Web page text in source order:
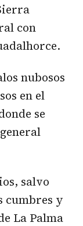
con
nubosos
en el
se
salvo
cumbres y
La Palma